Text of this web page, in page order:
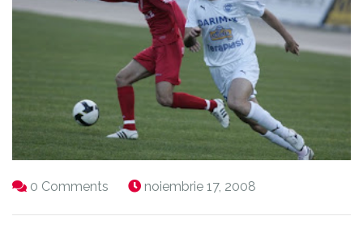
0 Comments noiembrie 17, 2008